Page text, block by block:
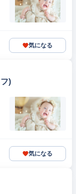
気になる
)
気になる